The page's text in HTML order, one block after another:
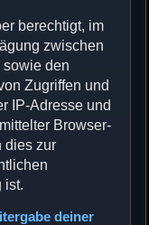
berechtigt, im
zwischen
den
Zugriffen und
IP-Adresse und
Browser-
dies zur
ist.
deiner